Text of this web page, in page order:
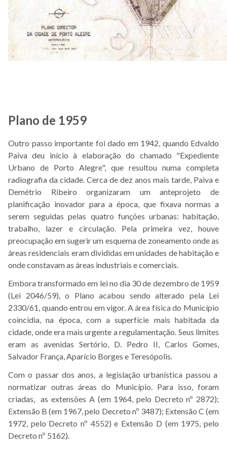
Regeneração
Urbana
Sustentável
do
4º
das
Unidades
de
Triagem
Dados
e
Informações
Urbanísticas
Informações
Importantes
DMWEB
Mapas
Digitais
Legislações
Relativas
ao
Planejamento
Urbano
Plano de 1959
Outro passo importante foi dado em 1942, quando Edvaldo
Paiva deu início à elaboração do chamado "Expediente
Urbano de Porto Alegre", que resultou numa completa
radiografia da cidade. Cerca de dez anos mais tarde, Paiva e
Demétrio Ribeiro organizaram um anteprojeto de
planificação inovador para a época, que fixava normas a
serem seguidas pelas quatro funções urbanas: habitação,
trabalho, lazer e circulação. Pela primeira vez, houve
preocupação em sugerir um esquema de zoneamento onde as
áreas residenciais eram divididas em unidades de habitação e
onde constavam as áreas industriais e comerciais.
Embora transformado em lei no dia 30 de dezembro de 1959
(Lei 2046/59), o Plano acabou sendo alterado pela Lei
2330/61, quando entrou em vigor. A área física do Município
coincidia, na época, com a superfície mais habitada da
cidade, onde era mais urgente a regulamentação. Seus limites
eram as avenidas Sertório, D. Pedro II, Carlos Gomes,
Salvador França, Aparício Borges e Teresópolis.
Com o passar dos anos, a legislação urbanística passou a
normatizar outras áreas do Município. Para isso, foram
criadas, as extensões A (em 1964, pelo Decreto nº 2872);
Extensão B (em 1967, pelo Decreto nº 3487); Extensão C (em
1972, pelo Decreto nº 4552) e Extensão D (em 1975, pelo
Decreto nº 5162).